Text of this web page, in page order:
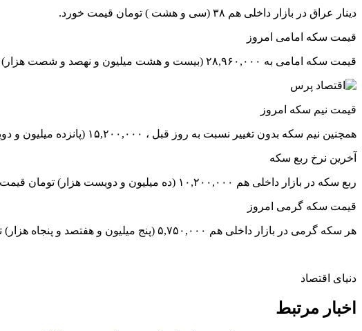
دینار عراق در بازار داخلی هم ۳۸ (سی و هشت ) تومان قیمت خورد.
قیمت سکه امامی امروز
قیمت سکه امامی به ۲۸,۹۶۰,۰۰۰ (بیست و هشت میلیون و نهصد و شصت هزار) تومان رسید که نسبت به روز قبل ، افزایش ۰.۲ درصدی داشته است.
قیمت نیم سکه امروز
همچنین نیم سکه بدون تغییر نسبت به روز قبل ، ۱۵,۲۰۰,۰۰۰ (پانزده میلیون و دویست هزار) تومان معامله شد.
آخرین نرخ ربع سکه
ربع سکه در بازار داخلی هم ۱۰,۲۰۰,۰۰۰ (ده میلیون و دویست هزار) تومان قیمت خورد.
قیمت سکه گرمی امروز
هر سکه گرمی در بازار داخلی هم ۵,۷۵۰,۰۰۰ (پنج میلیون و هفتصد و پنجاه هزار) تومان قیمت خورد.
دنیای اقتصاد
اخبار مرتبط